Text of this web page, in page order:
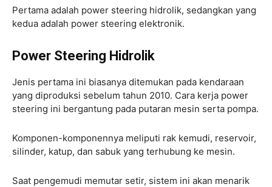
Pertama adalah power steering hidrolik, sedangkan yang
kedua adalah power steering elektronik.
Power Steering Hidrolik
Jenis pertama ini biasanya ditemukan pada kendaraan
yang diproduksi sebelum tahun 2010. Cara kerja power
steering ini bergantung pada putaran mesin serta pompa.
Komponen-komponennya meliputi rak kemudi, reservoir,
silinder, katup, dan sabuk yang terhubung ke mesin.
Saat pengemudi memutar setir, sistem ini akan menarik